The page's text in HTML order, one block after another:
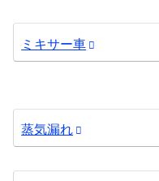
ミキサー車
蒸気漏れ